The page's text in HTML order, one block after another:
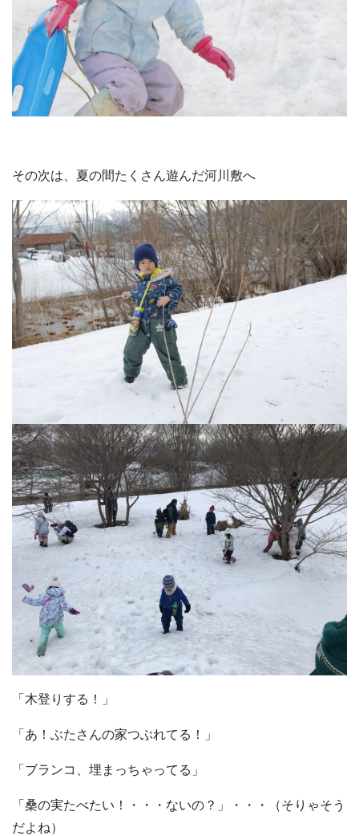
その次は、夏の間たくさん遊んだ河川敷へ
「木登りする！」
「あ！ぶたさんの家つぶれてる！」
「ブランコ、埋まっちゃってる」
「桑の実たべたい！・・・ないの？」・・・（そりゃそう
だよね）